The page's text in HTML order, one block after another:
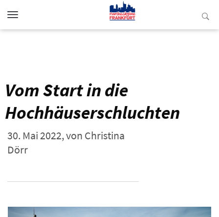
Toggle
navigation
Vom Start in die
Hochhäuserschluchten
30. Mai 2022,von Christina
Dörr